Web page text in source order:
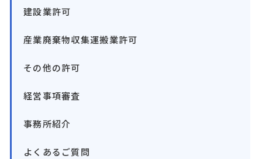
建設業許可
産業廃棄物収集運搬業許可
その他の許可
経営事項審査
事務所紹介
よくあるご質問